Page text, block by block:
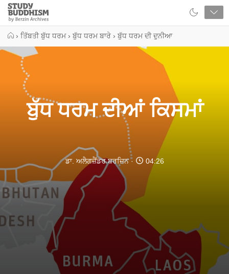
Close
Study
Buddhism
Home
› ਤਿੱਬਤੀ ਬੁੱਧ ਧਰਮ › ਬੁੱਧ ਧਰਮ ਬਾਰੇ › ਬੁੱਧ ਧਰਮ ਦੀ ਦੁਨੀਆ
ਬੁੱਧ ਧਰਮ ਦੀਆਂ ਕਿਸਮਾਂ
ਡਾ. ਅਲੈਗਜ਼ੈਂਡਰ ਬਰਜ਼ਿਨ 04:26